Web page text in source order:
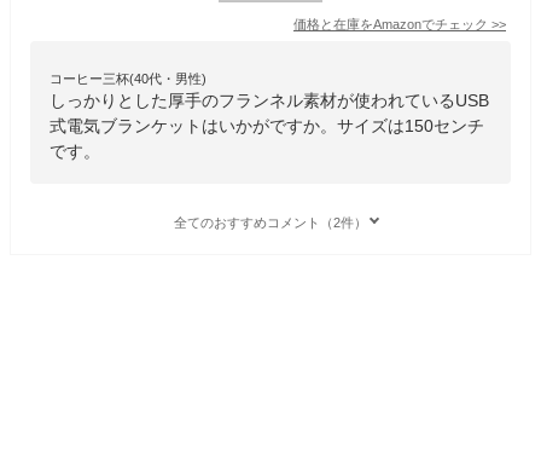
価格と在庫をAmazonでチェック >>
コーヒー三杯(40代・男性)
しっかりとした厚手のフランネル素材が使われているUSB
式電気ブランケットはいかがですか。サイズは150センチ
です。
全てのおすすめコメント（2件）